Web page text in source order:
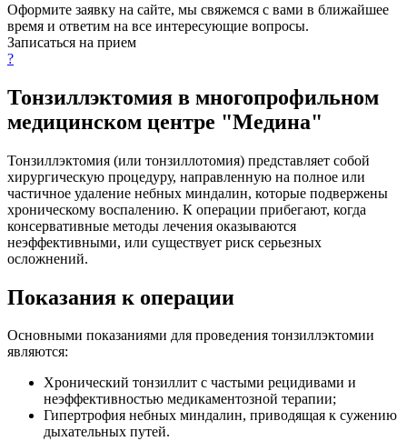
Оформите заявку на сайте, мы свяжемся с вами в ближайшее
время и ответим на все интересующие вопросы.
Записаться на прием
?
Тонзиллэктомия в многопрофильном
медицинском центре "Медина"
Тонзиллэктомия (или тонзиллотомия) представляет собой
хирургическую процедуру, направленную на полное или
частичное удаление небных миндалин, которые подвержены
хроническому воспалению. К операции прибегают, когда
консервативные методы лечения оказываются
неэффективными, или существует риск серьезных
осложнений.
Показания к операции
Основными показаниями для проведения тонзиллэктомии
являются:
Хронический тонзиллит с частыми рецидивами и
неэффективностью медикаментозной терапии;
Гипертрофия небных миндалин, приводящая к сужению
дыхательных путей.